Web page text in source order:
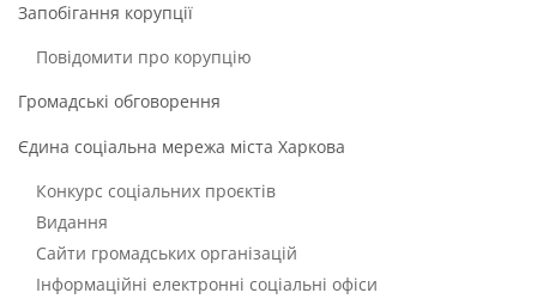
Запобігання корупції
Повідомити про корупцію
Громадські обговорення
Єдина соціальна мережа міста Харкова
Конкурс соціальних проєктів
Видання
Сайти громадських організацій
Інформаційні електронні соціальні офіси